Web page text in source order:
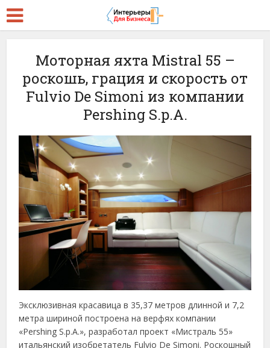
Моторная яхта Mistral 55 –
роскошь, грация и скорость от
Fulvio De Simoni из компании
Pershing S.p.A.
Эксклюзивная красавица в 35,37 метров длинной и 7,2
метра шириной построена на верфях компании
«Pershing S.p.A.», разработал проект «Мистраль 55»
итальянский изобретатель Fulvio De Simoni. Роскошный